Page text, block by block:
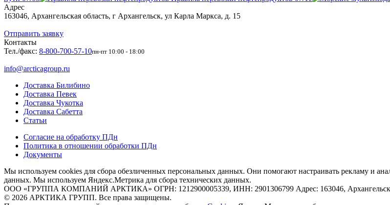
Адрес
163046, Архангельская область, г Архангельск, ул Карла Маркса, д. 15
Отправить заявку
Контакты
Тел./факс: 8-800-700-57-10пн-пт 10:00 - 18:00
info@arcticagroup.ru
Доставка Билибино
Доставка Певек
Доставка Чукотка
Доставка Сабетта
Статьи
Согласие на обработку ПДн
Политика в отношении обработки ПДн
Документы
Мы используем cookies для сбора обезличенных персональных данных. Они помогают настраивать рекламу и
данных. Мы используем Яндекс.Метрика для сбора технических данных.
ООО «ГРУППА КОМПАНИЙ АРКТИКА» ОГРН: 1212900005339, ИНН: 2901306799 Адрес: 163046, Архангельская
© 2026 АРКТИКА ГРУПП. Все права защищены.